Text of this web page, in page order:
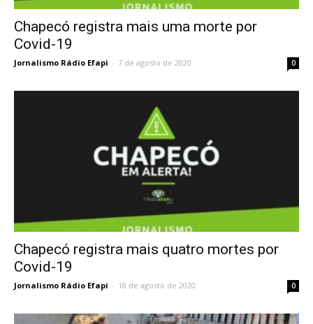
Chapecó registra mais uma morte por
Covid-19
Jornalismo Rádio Efapi - 7 de agosto de 2020 0
Chapecó registra mais quatro mortes por
Covid-19
Jornalismo Rádio Efapi - 18 de agosto de 2020 0